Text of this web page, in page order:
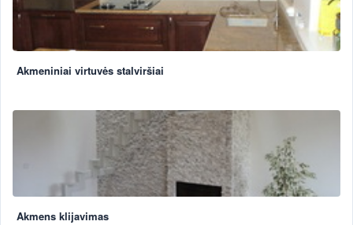
Akmeniniai virtuvės stalviršiai
Akmens klijavimas